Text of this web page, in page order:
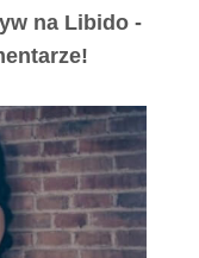
na Libido -